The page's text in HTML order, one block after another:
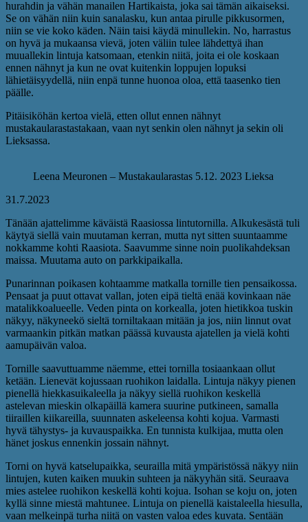
hurahdin ja vähän manailen Hartikaista, joka sai tämän aikaiseksi.
Se on vähän niin kuin sanalasku, kun antaa pirulle pikkusormen,
niin se vie koko käden. Näin taisi käydä minullekin. No, harrastus
on hyvä ja mukaansa vievä, joten väliin tulee lähdettyä ihan
muuallekin lintuja katsomaan, etenkin niitä, joita ei ole koskaan
ennen nähnyt ja kun ne ovat kuitenkin loppujen lopuksi
lähietäisyydellä, niin enpä tunne huonoa oloa, että taasenko tien
päälle.
Pitäisiköhän kertoa vielä, etten ollut ennen nähnyt
mustakaularastastakaan, vaan nyt senkin olen nähnyt ja sekin oli
Lieksassa.
Leena Meuronen – Mustakaularastas 5.12. 2023 Lieksa
31.7.2023
Tänään ajattelimme käväistä Raasiossa lintutornilla. Alkukesästä tuli
käytyä siellä vain muutaman kerran, mutta nyt sitten suuntaamme
nokkamme kohti Raasiota. Saavumme sinne noin puolikahdeksan
maissa. Muutama auto on parkkipaikalla.
Punarinnan poikasen kohtaamme matkalla tornille tien pensaikossa.
Pensaat ja puut ottavat vallan, joten eipä tieltä enää kovinkaan näe
matalikkoalueelle. Veden pinta on korkealla, joten hietikkoa tuskin
näkyy, näkyneekö sieltä torniltakaan mitään ja jos, niin linnut ovat
varmaankin pitkän matkan päässä kuvausta ajatellen ja vielä kohti
aamupäivän valoa.
Tornille saavuttuamme näemme, ettei tornilla tosiaankaan ollut
ketään. Lienevät kojussaan ruohikon laidalla. Lintuja näkyy pienen
pienellä hiekkasuikaleella ja näkyy siellä ruohikon keskellä
astelevan mieskin olkapäillä kamera suurine putkineen, samalla
tiiraillen kiikareilla, suunnaten askeleensa kohti kojua. Varmasti
hyvä tähystys- ja kuvauspaikka. En tunnista kulkijaa, mutta olen
hänet joskus ennenkin jossain nähnyt.
Torni on hyvä katselupaikka, seurailla mitä ympäristössä näkyy niin
lintujen, kuten kaiken muukin suhteen ja näkyyhän sitä. Seuraava
mies astelee ruohikon keskellä kohti kojua. Isohan se koju on, joten
kyllä sinne miestä mahtunee. Lintuja on pienellä kaistaleella hiesulla,
vaan melkeinpä turha niitä on vasten valoa edes kuvata. Sentään